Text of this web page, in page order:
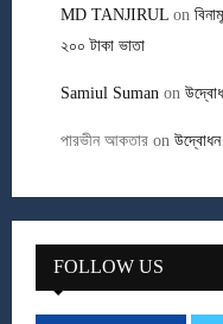
MD TANJIRUL on
২০০ টাকা ভাতা
Samiul Suman on
পারভীন আকতার on
FOLLOW US